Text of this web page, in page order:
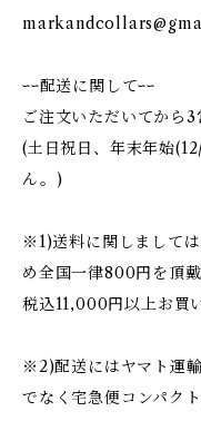
ｰｰ配送に関してｰｰ
ご注文いただいてから3
(土日祝日、年末年始
ん。)
※1)送料に関しまして
め全国一律800円を頂戴
税込11,000円以上お買
※2)配送にはヤマト運
でなく宅急便コンパク